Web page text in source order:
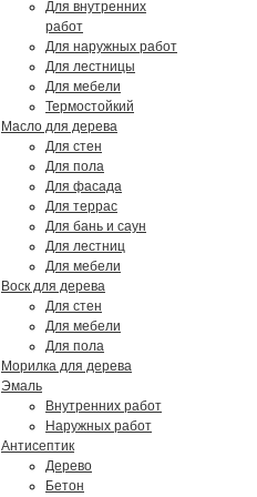
Для внутренних
работ
Для наружных работ
Для лестницы
Для мебели
Термостойкий
Масло для дерева
Для стен
Для пола
Для фасада
Для террас
Для бань и саун
Для лестниц
Для мебели
Воск для дерева
Для стен
Для мебели
Для пола
Морилка для дерева
Эмаль
Внутренних работ
Наружных работ
Антисептик
Дерево
Бетон